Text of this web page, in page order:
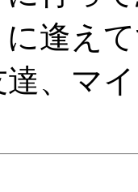
逢え
、マ